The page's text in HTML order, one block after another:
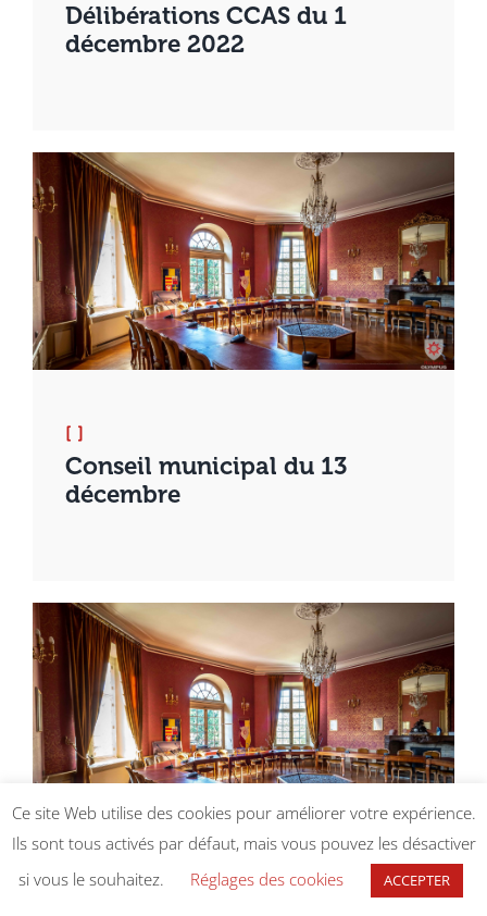
Délibérations CCAS du 1
décembre 2022
[ ]
Conseil municipal du 13
décembre
[ NON CLASSÉ ]
Ce site Web utilise des cookies pour améliorer votre expérience.
Ils sont tous activés par défaut, mais vous pouvez les désactiver
si vous le souhaitez.
Réglages des cookies ACCEPTER